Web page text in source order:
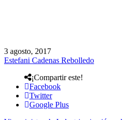
3 agosto, 2017
Estefani Cadenas Rebolledo
¡Compartir este!
Facebook
Twitter
Google Plus